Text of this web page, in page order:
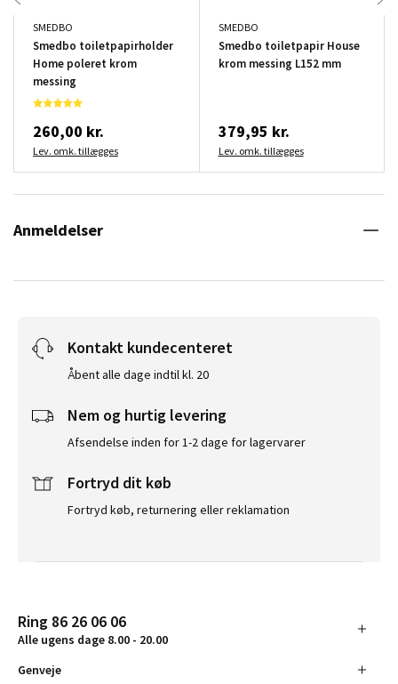
SMEDBO
Smedbo toiletpapirholder
Home poleret krom
messing
260,00 kr.
Lev. omk. tillægges
SMEDBO
Smedbo toiletpapir House
krom messing L152 mm
379,95 kr.
Lev. omk. tillægges
Anmeldelser
Kontakt kundecenteret
Åbent alle dage indtil kl. 20
Nem og hurtig levering
Afsendelse inden for 1-2 dage for lagervarer
Fortryd dit køb
Fortryd køb, returnering eller reklamation
Ring 86 26 06 06
Alle ugens dage 8.00 - 20.00
Genveje